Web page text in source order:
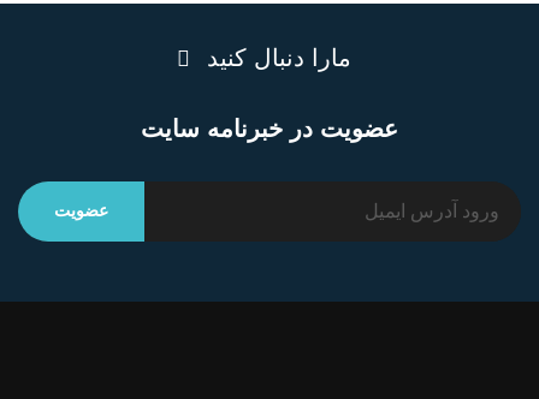
مارا دنبال کنید
عضویت در خبرنامه سایت